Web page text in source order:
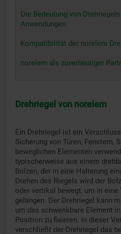
Die Bedeutung von
Anwendungen
Kompatibilität der norelem
norelem als zuverlässiger
Drehriegel von norelem
Ein Drehriegel ist ein
Sicherung von Türen, Fenstern,
beweglichen Elementen
typischerweise aus einem
Bolzen, der in eine Halterung
Drehen des Riegels wird der
oder vertikal bewegt, um in
gelangen. Der Drehriegel kann
um das schwenkbare Element
Position zu fixieren. In dieser
verschließt der Drehriegel das